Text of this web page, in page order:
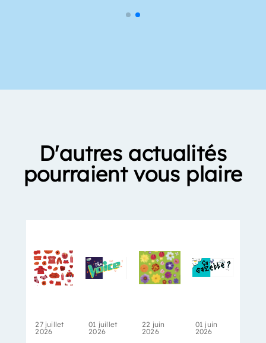
D'autres actualités
pourraient vous plaire
27 juillet
2026
01 juillet
2026
22 juin
2026
01 juin
2026